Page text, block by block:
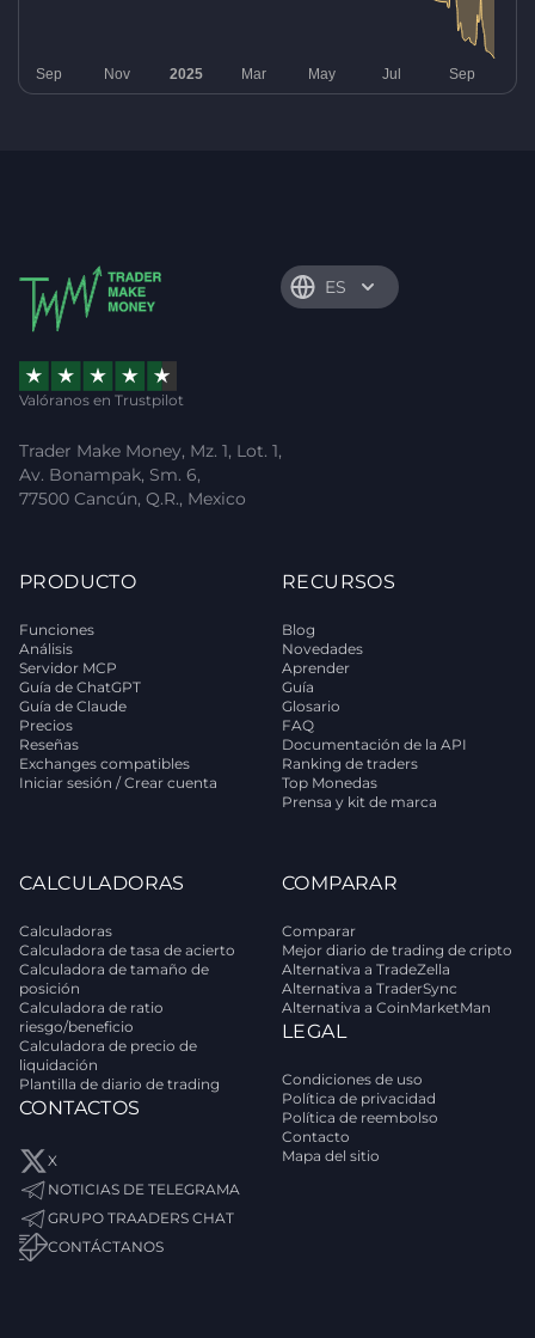
ES
Valóranos en Trustpilot
Trader Make Money, Mz. 1, Lot. 1,
Av. Bonampak, Sm. 6,
77500 Cancún, Q.R., Mexico
PRODUCTO
Funciones
Análisis
Servidor MCP
Guía de ChatGPT
Guía de Claude
Precios
Reseñas
Exchanges compatibles
Iniciar sesión / Crear cuenta
RECURSOS
Blog
Novedades
Aprender
Guía
Glosario
FAQ
Documentación de la API
Ranking de traders
Top Monedas
Prensa y kit de marca
CALCULADORAS
Calculadoras
Calculadora de tasa de acierto
Calculadora de tamaño de
posición
Calculadora de ratio
riesgo/beneficio
Calculadora de precio de
liquidación
Plantilla de diario de trading
CONTACTOS
X
NOTICIAS DE TELEGRAMA
GRUPO TRAADERS CHAT
CONTÁCTANOS
COMPARAR
Comparar
Mejor diario de trading de cripto
Alternativa a TradeZella
Alternativa a TraderSync
Alternativa a CoinMarketMan
LEGAL
Condiciones de uso
Política de privacidad
Política de reembolso
Contacto
Mapa del sitio